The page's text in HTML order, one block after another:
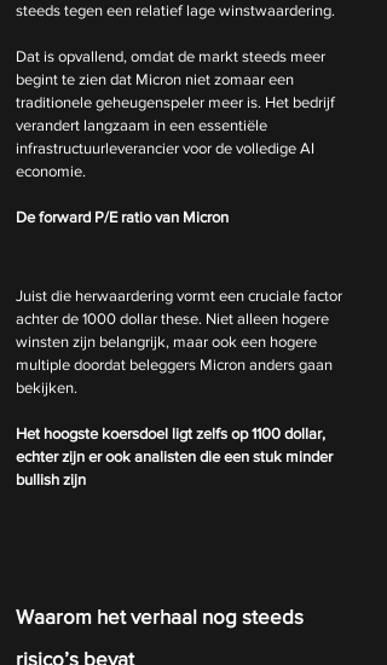
steeds tegen een relatief lage winstwaardering.
Dat is opvallend, omdat de markt steeds meer
begint te zien dat Micron niet zomaar een
traditionele geheugenspeler meer is. Het bedrijf
verandert langzaam in een essentiële
infrastructuurleverancier voor de volledige AI
economie.
De forward P/E ratio van Micron
Juist die herwaardering vormt een cruciale factor
achter de 1000 dollar these. Niet alleen hogere
winsten zijn belangrijk, maar ook een hogere
multiple doordat beleggers Micron anders gaan
bekijken.
Het hoogste koersdoel ligt zelfs op 1100 dollar,
echter zijn er ook analisten die een stuk minder
bullish zijn
Waarom het verhaal nog steeds
risico’s bevat